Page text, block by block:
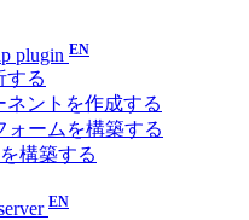
plugin
する
ネントを作成する
ォームを構築する
構築する